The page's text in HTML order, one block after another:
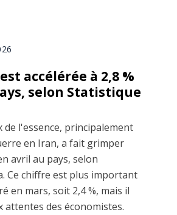
accélérée à 2,8 %
selon Statistique
de l'essence, principalement
en Iran, a fait grimper
avril au pays, selon
Ce chiffre est plus important
en mars, soit 2,4 %, mais il
des économistes.